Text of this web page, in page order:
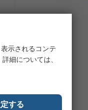
示されるコンテ
細については、
する